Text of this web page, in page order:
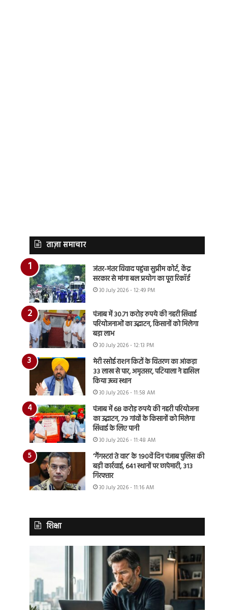
ताज़ा समाचार
जंतर-मंतर विवाद पहुंचा सुप्रीम कोर्ट, केंद्र
सरकार से मांगा बल प्रयोग का पूरा रिकॉर्ड
30 July 2026 - 12:49 PM
पंजाब में 30.71 करोड़ रुपये की नहरी सिंचाई
परियोजनाओं का उद्घाटन, किसानों को मिलेगा
बड़ा लाभ
30 July 2026 - 12:13 PM
मेरी रसोई राशन किटों के वितरण का आंकड़ा
33 लाख से पार, अमृतसर, पटियाला ने हासिल
किया उच्च स्थान
30 July 2026 - 11:58 AM
पंजाब में 68 करोड़ रुपये की नहरी परियोजना
का उद्घाटन, 79 गांवों के किसानों को मिलेगा
सिंचाई के लिए पानी
30 July 2026 - 11:48 AM
‘गैंगस्टरां ते वार’ के 190वें दिन पंजाब पुलिस की
बड़ी कार्रवाई, 641 स्थानों पर छापेमारी, 313
गिरफ्तार
30 July 2026 - 11:16 AM
शिक्षा